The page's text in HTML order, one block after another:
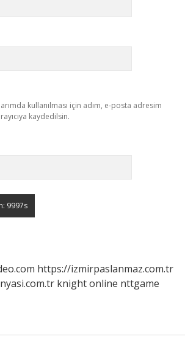
kullanılması için adım, e-posta adresim
kaydedilsin.
https://izmirpaslanmaz.com.tr
knight online nttgame